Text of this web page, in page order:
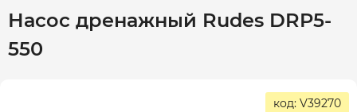
Насос дренажный Rudes DRP5-
550
код: V39270